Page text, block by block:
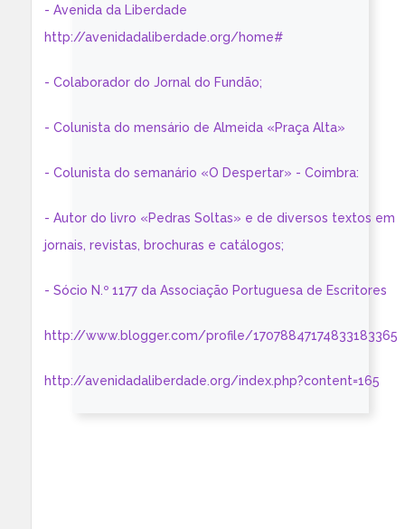
- Avenida da Liberdade
http://avenidadaliberdade.org/home#
- Colaborador do Jornal do Fundão;
- Colunista do mensário de Almeida «Praça Alta»
- Colunista do semanário «O Despertar» - Coimbra:
- Autor do livro «Pedras Soltas» e de diversos textos em
jornais, revistas, brochuras e catálogos;
- Sócio N.º 1177 da Associação Portuguesa de Escritores
http://www.blogger.com/profile/17078847174833183365
http://avenidadaliberdade.org/index.php?content=165